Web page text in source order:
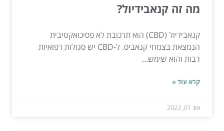
מה זה קנאבידיול?
קנאבידיול (CBD) הוא תרכובת לא פסיכואקטיבית
הנמצאת בצמחי קנאביס. ל-CBD יש סגולות רפואיות
רבות והוא שימש...
קרא עוד »
אוג 01, 2022